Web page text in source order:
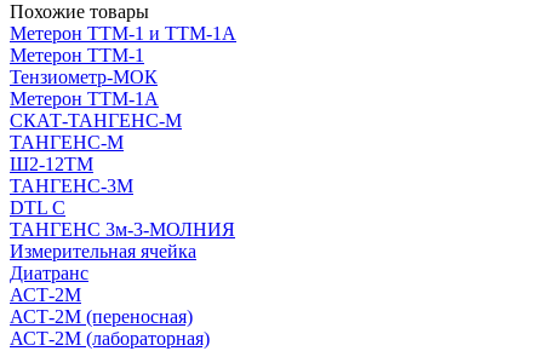
Похожие товары
Метерон ТТМ-1 и ТТМ-1А
Метерон ТТМ-1
Тензиометр-МОК
Метерон ТТМ-1А
СКАТ-ТАНГЕНС-М
ТАНГЕНС-М
Ш2-12ТМ
ТАНГЕНС-3М
DTL C
ТАНГЕНС 3м-3-МОЛНИЯ
Измерительная ячейка
Диатранс
АСТ-2М
АСТ-2М (переносная)
АСТ-2М (лабораторная)